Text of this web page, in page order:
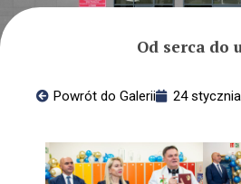
Dla
Od serca do
Powrót do Galerii 24